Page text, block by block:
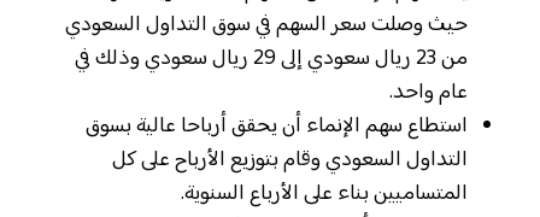
حيث وصلت سعر السهم في سوق التداول السعودي
من 23 ريال سعودي إلى 29 ريال سعودي وذلك في
عام واحد.
استطاع سهم الإنماء أن يحقق أرباحا عالية بسوق
التداول السعودي وقام بتوزيع الأرباح على كل
المتساميين بناء على الأرباع السنوية.